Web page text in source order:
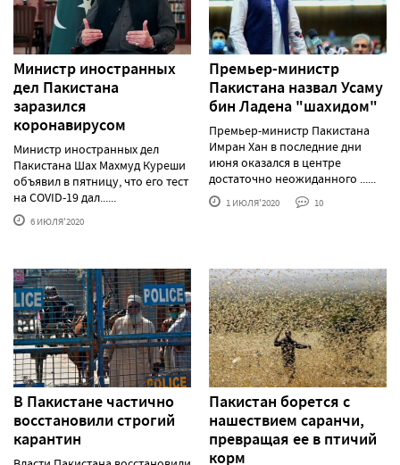
Министр иностранных
дел Пакистана
заразился
коронавирусом
Министр иностранных дел
Пакистана Шах Махмуд Куреши
объявил в пятницу, что его тест
на COVID-19 дал......
6 ИЮЛЯ'2020
Премьер-министр
Пакистана назвал Усаму
бин Ладена "шахидом"
Премьер-министр Пакистана
Имран Хан в последние дни
июня оказался в центре
достаточно неожиданного ......
1 ИЮЛЯ'2020 10
В Пакистане частично
восстановили строгий
карантин
Пакистан борется с
нашествием саранчи,
превращая ее в птичий
корм